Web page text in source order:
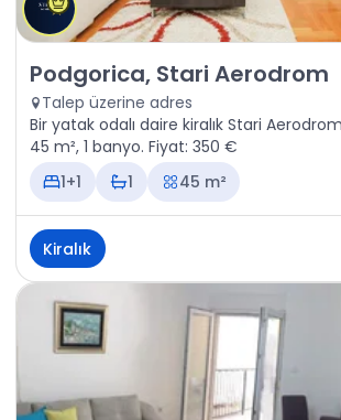
Kiralık - Daire Podgorica, Stari
Podgorica, Stari Aerodrom
Talep üzerine adres
Bir yatak odalı daire kiralık Stari
45 m², 1 banyo. Fiyat: 350 €
1+1
1 45 m²
Kiralık